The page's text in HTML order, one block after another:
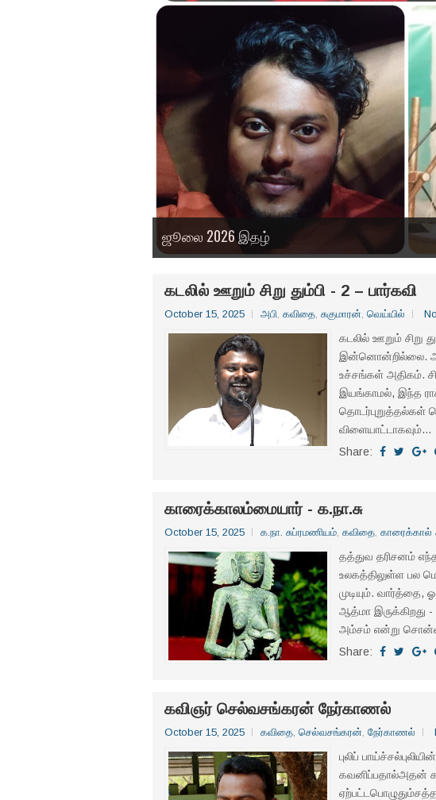
ஜூலை 2026 இதழ்
கடலில் ஊறும் சிறு தும்பி - 2 – பார்கவி
October 15, 2025 அபி, கவிதை, சுகுமாரன், வெய்யில்
கடலில் ஊறும் சிறு
இன்னொன்றில்லை.
உச்சங்கள் அதிகம்.
இயங்காமல், இந்த
தொடர்புறுத்தல்கள்
விளையாட்டாகவும்...
Share:
காரைக்காலம்மையார் - க.நா.சு
October 15, 2025 க.நா. சுப்ரமணியம், கவிதை, காரைக்கால்
தத்துவ தரிசனம்
உலகத்திலுள்ள பல
முடியும். வார்த்தை,
ஆத்மா இருக்கிறது
அம்சம் என்று
Share:
கவிஞர் செல்வசங்கரன் நேர்காணல்
October 15, 2025 கவிதை, செல்வசங்கரன், நேர்காணல்
புலிப்
கவனிப்பதால்அதன்